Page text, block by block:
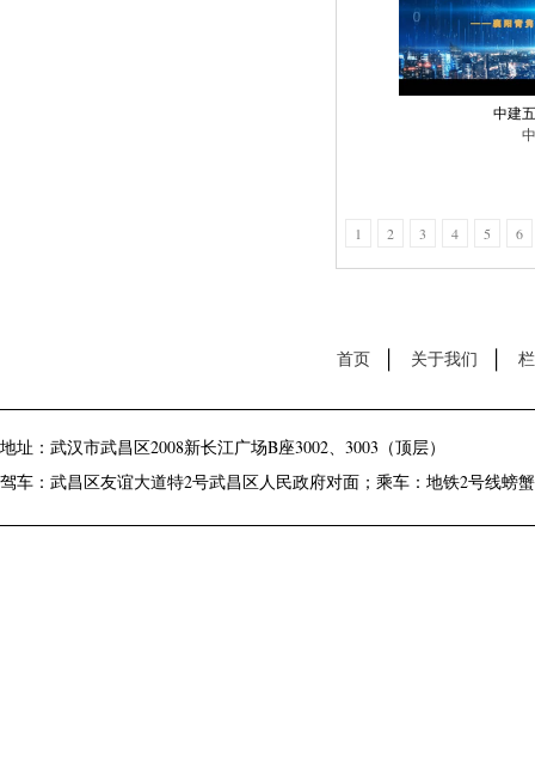
中建
1 2 3 4 5 6
首页 关于我们
地址：武汉市武昌区2008新长江广场B座3002、3003（顶层）
驾车：武昌区友谊大道特2号武昌区人民政府对面；乘车：地铁2号线螃